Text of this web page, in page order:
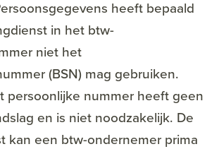
heeft bepaald
in het btw-
niet het
(BSN) mag gebruiken.
persoonlijke nummer heeft geen
en is niet noodzakelijk. De
kan een btw-ondernemer prima